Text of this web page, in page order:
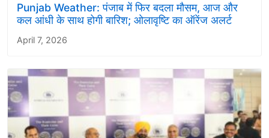
Punjab Weather: पंजाब में फिर बदला मौसम, आज और
कल आंधी के साथ होगी बारिश; ओलावृष्टि का ऑरेंज अलर्ट
April 7, 2026